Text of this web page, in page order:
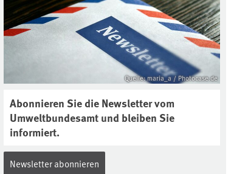
Quelle: maria_a / Photocase.de
Abonnieren Sie die Newsletter vom
Umweltbundesamt und bleiben Sie
informiert.
Newsletter abonnieren